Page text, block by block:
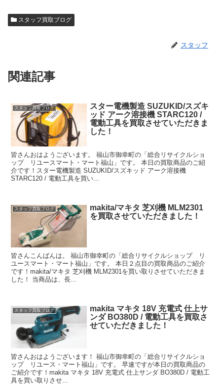
スタッフ買取ブログ
スタッフ
関連記事
スタッフ買取ブログ
スター電機製造 SUZUKID/スズキ
ッド アーク溶接機 STARC120 /
電動工具を買取させていただきま
した！
皆さんおはようございます。 福山市御幸町の「総合リサイクルショ
ップ リユースマート・マート福山」です。 本日の買取商品のご紹
介です！スター電機製造 SUZUKID/スズキッド アーク溶接機
STARC120 / 電動工具を買い...
スタッフ買取ブログ
makita/マキタ 芝刈機 MLM2301
を買取させていただきました！
皆さんこんばんは。 福山市御幸町の「総合リサイクルショップ リ
ユースマート・マート福山」です。 本日２点目の買取商品のご紹介
です！makita/マキタ 芝刈機 MLM2301を買い取りさせていただきま
した！ 当商品は、長...
スタッフ買取ブログ
makita マキタ 18V 充電式 仕上サ
ンダ BO380D / 電動工具を買取さ
せていただきました！
皆さんおはようございます！ 福山市御幸町の「総合リサイクルショ
ップ リユース・マート福山」です。 早速ですが本日の買取商品の
ご紹介です！makita マキタ 18V 充電式 仕上サンダ BO380D / 電動工
具を買い取りさせ...